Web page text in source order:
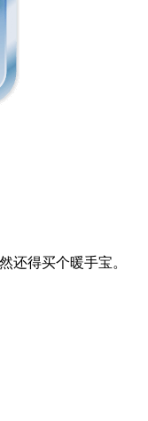
还得买个暖手宝。